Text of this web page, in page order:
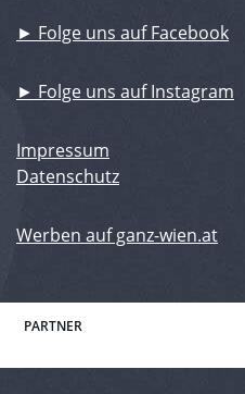
► Folge uns auf Facebook
► Folge uns auf Instagram
Impressum
Datenschutz
Werben auf ganz-wien.at
PARTNER